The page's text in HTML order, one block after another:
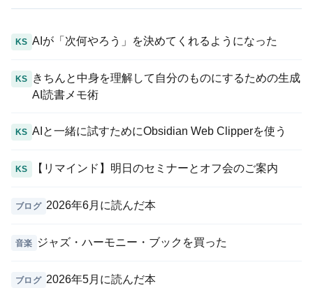
KS AIが「次何やろう」を決めてくれるようになった
KS
きちんと中身を理解して自分のものにするための生成
AI読書メモ術
KS AIと一緒に試すためにObsidian Web Clipperを使う
KS 【リマインド】明日のセミナーとオフ会のご案内
ブログ 2026年6月に読んだ本
音楽 ジャズ・ハーモニー・ブックを買った
ブログ 2026年5月に読んだ本